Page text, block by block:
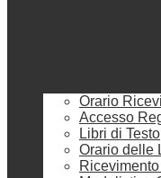
Orario
Accesso
Libri di Testo
Orario delle